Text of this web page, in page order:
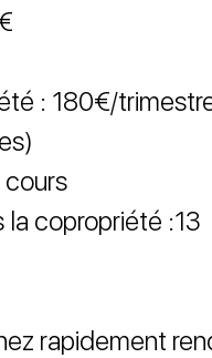
: 180€/
cours
copropriété :13
rapidement